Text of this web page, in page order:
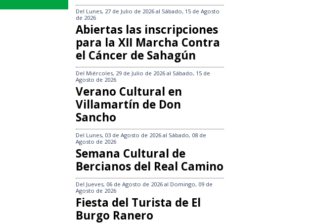
Del Lunes, 27 de Julio de 2026 al Sábado, 15 de Agosto
de 2026
Abiertas las inscripciones
para la XII Marcha Contra
el Cáncer de Sahagún
Del Miércoles, 29 de Julio de 2026 al Sábado, 15 de
Agosto de 2026
Verano Cultural en
Villamartín de Don
Sancho
Del Lunes, 03 de Agosto de 2026 al Sábado, 08 de
Agosto de 2026
Semana Cultural de
Bercianos del Real Camino
Del Jueves, 06 de Agosto de 2026 al Domingo, 09 de
Agosto de 2026
Fiesta del Turista de El
Burgo Ranero